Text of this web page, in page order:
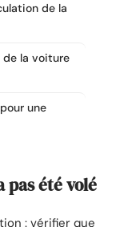
de la
de la voiture
une
pas été volé
: vérifier que